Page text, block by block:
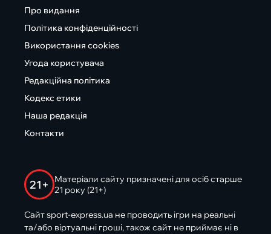
Про видання
Політика конфіденційності
Використання cookies
Угода користувача
Редакційна політика
Кодекс етики
Наша редакція
Контакти
21+
Матеріали сайту призначені для осіб старше
21 року (21+)
Сайт sport-express.ua не проводить ігри на реальні
та/або віртуальні гроші, також сайт не приймає ні в